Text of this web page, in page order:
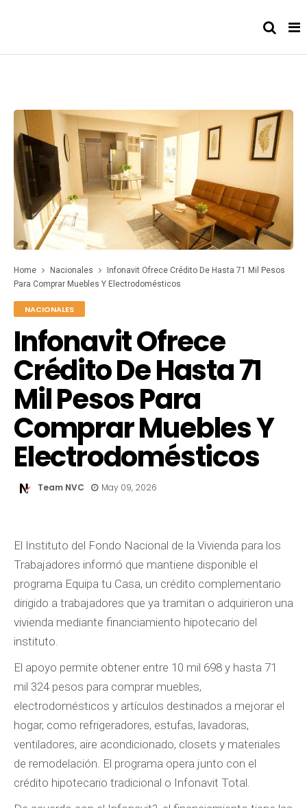
Home Nacionales
Infonavit Ofrece Crédito De Hasta 71 Mil Pesos
Para Comprar Muebles Y Electrodomésticos
NACIONALES
Infonavit Ofrece
Crédito De Hasta 71
Mil Pesos Para
Comprar Muebles Y
Electrodomésticos
Team NVC May 09, 2026
El Instituto del Fondo Nacional de la Vivienda para los
Trabajadores informó que mantiene disponible el
programa Equipa tu Casa, un crédito complementario
dirigido a trabajadores que ya tramitan o adquirieron una
vivienda mediante financiamiento hipotecario del
instituto.
El apoyo permite obtener entre 10 mil 698 y hasta 71
mil 324 pesos para comprar muebles,
electrodomésticos y artículos destinados a mejorar el
hogar, como refrigeradores, estufas, lavadoras,
ventiladores, aire acondicionado, closets y materiales
de remodelación. El programa opera junto con el
crédito hipotecario tradicional o Infonavit Total.